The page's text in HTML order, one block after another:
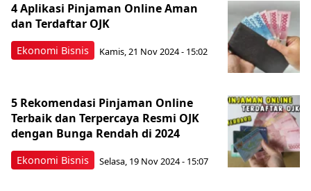
Ekonomi Bisnis
4 Aplikasi Pinjaman Online Aman
dan Terdaftar OJK
Kamis, 21 Nov 2024 - 15:02
Ekonomi Bisnis
5 Rekomendasi Pinjaman Online
Terbaik dan Terpercaya Resmi OJK
dengan Bunga Rendah di 2024
Selasa, 19 Nov 2024 - 15:07